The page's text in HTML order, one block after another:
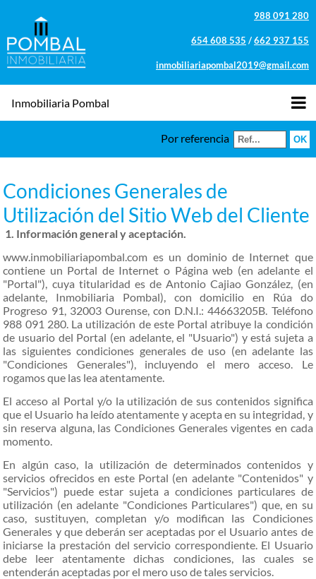
988 091 280
654 608 535 /662 937 155
inmobiliariapombal2019@gmail.com
Inmobiliaria Pombal
Por referencia
Condiciones Generales de
Utilización del Sitio Web del Cliente
1. Información general y aceptación.
www.inmobiliariapombal.com es un dominio de Internet que
contiene un Portal de Internet o Página web (en adelante el
"Portal"), cuya titularidad es de Antonio Cajiao González, (en
adelante, Inmobiliaria Pombal), con domicilio en Rúa do
Progreso 91, 32003 Ourense, con D.N.I.: 44663205B. Teléfono
988 091 280. La utilización de este Portal atribuye la condición
de usuario del Portal (en adelante, el "Usuario") y está sujeta a
las siguientes condiciones generales de uso (en adelante las
"Condiciones Generales"), incluyendo el mero acceso. Le
rogamos que las lea atentamente.
El acceso al Portal y/o la utilización de sus contenidos significa
que el Usuario ha leído atentamente y acepta en su integridad, y
sin reserva alguna, las Condiciones Generales vigentes en cada
momento.
En algún caso, la utilización de determinados contenidos y
servicios ofrecidos en este Portal (en adelante "Contenidos" y
"Servicios") puede estar sujeta a condiciones particulares de
utilización (en adelante "Condiciones Particulares") que, en su
caso, sustituyen, completan y/o modifican las Condiciones
Generales y que deberán ser aceptadas por el Usuario antes de
iniciarse la prestación del servicio correspondiente. El Usuario
debe leer atentamente dichas condiciones, las cuales se
entenderán aceptadas por el mero uso de tales servicios.